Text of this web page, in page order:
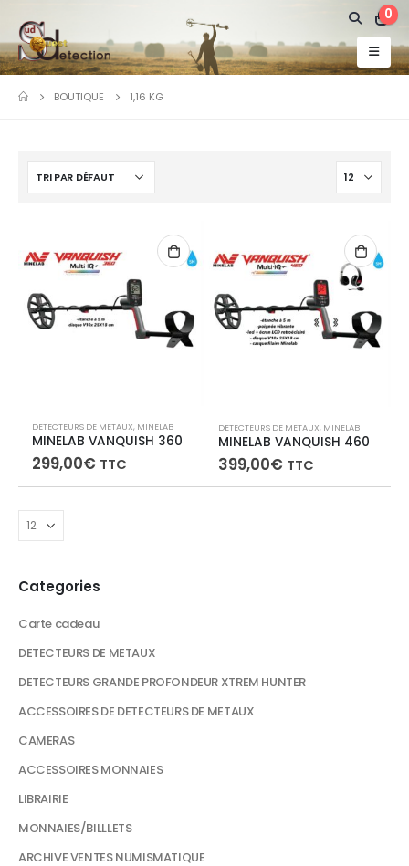
0
BOUTIQUE 1,16 KG
DETECTEURS DE METAUX, MINELAB
MINELAB VANQUISH 360
299,00€ TTC
DETECTEURS DE METAUX, MINELAB
MINELAB VANQUISH 460
399,00€ TTC
Categories
Carte cadeau
DETECTEURS DE METAUX
DETECTEURS GRANDE PROFONDEUR XTREM HUNTER
ACCESSOIRES DE DETECTEURS DE METAUX
CAMERAS
ACCESSOIRES MONNAIES
LIBRAIRIE
MONNAIES/BILLLETS
ARCHIVE VENTES NUMISMATIQUE